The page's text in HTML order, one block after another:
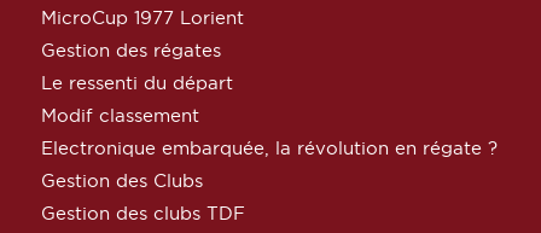
MicroCup 1977 Lorient
Gestion des régates
Le ressenti du départ
Modif classement
Electronique embarquée, la révolution en régate ?
Gestion des Clubs
Gestion des clubs TDF